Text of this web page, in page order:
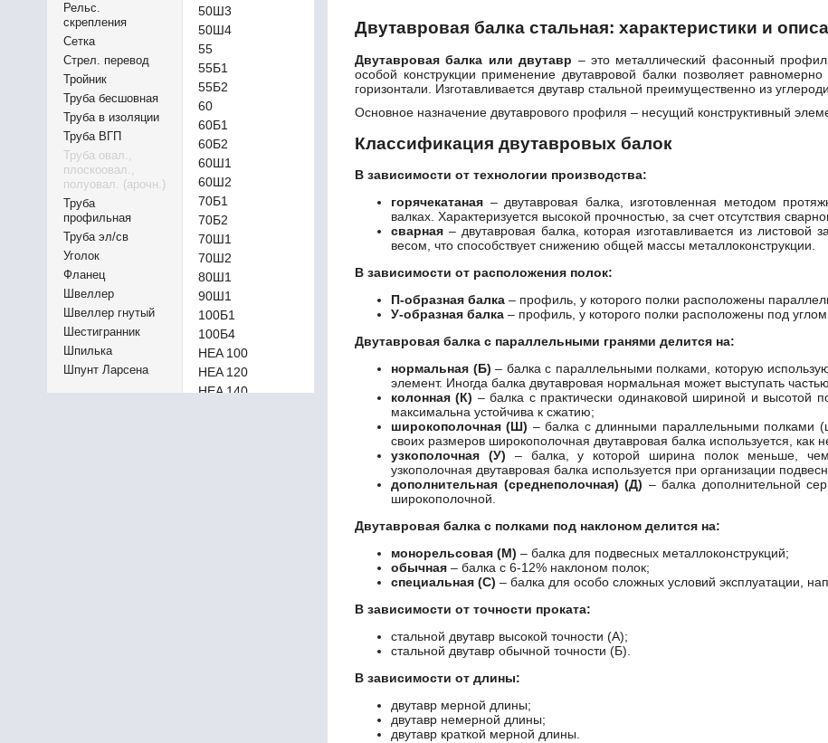
Рельс.
скрепления
Сетка
Стрел. перевод
Тройник
Труба бесшовная
Труба в изоляции
Труба ВГП
Труба овал.,
плоскоовал.,
полуовал. (арочн.)
Труба
профильная
Труба эл/св
Уголок
Фланец
Швеллер
Швеллер гнутый
Шестигранник
Шпилька
Шпунт Ларсена
50Ш3
50Ш4
55
55Б1
55Б2
60
60Б1
60Б2
60Ш1
60Ш2
70Б1
70Б2
70Ш1
70Ш2
80Ш1
90Ш1
100Б1
100Б4
HEA 100
HEA 120
HEA 140
Двутавровая балка стальная: характеристики и
Двутавровая балка или двутавр – это металлический фасонный
особой конструкции применение двутавровой балки позволяет
горизонтали. Изготавливается двутавр стальной преимущественно из
Основное назначение двутаврового профиля – несущий конструктивный
Классификация двутавровых балок
В зависимости от технологии производства:
горячекатаная – двутавровая балка, изготовленная методом
валках. Характеризуется высокой прочностью, за счет отсутствия
сварная – двутавровая балка, которая изготавливается из листовой
весом, что способствует снижению общей массы металлоконструкции.
В зависимости от расположения полок:
П-образная балка – профиль, у которого полки расположены
У-образная балка – профиль, у которого полки расположены под углом
Двутавровая балка с параллельными гранями делится на:
нормальная (Б) – балка с параллельными полками, которую
элемент. Иногда балка двутавровая нормальная может выступать
колонная (К) – балка с практически одинаковой шириной и высотой
максимальна устойчива к сжатию;
широкополочная (Ш) – балка с длинными параллельными полками
своих размеров широкополочная двутавровая балка используется,
узкополочная (У) – балка, у которой ширина полок меньше,
узкополочная двутавровая балка используется при организации
дополнительная (среднеполочная) (Д) – балка дополнительной
широкополочной.
Двутавровая балка с полками под наклоном делится на:
монорельсовая (М) – балка для подвесных металлоконструкций;
обычная – балка с 6-12% наклоном полок;
специальная (С) – балка для особо сложных условий эксплуатации,
В зависимости от точности проката:
стальной двутавр высокой точности (А);
стальной двутавр обычной точности (Б).
В зависимости от длины:
двутавр мерной длины;
двутавр немерной длины;
двутавр краткой мерной длины.